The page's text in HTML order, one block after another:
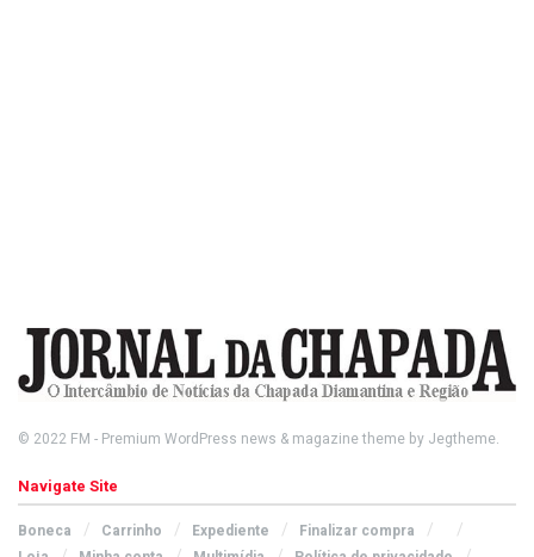
© 2022 FM - Premium WordPress news & magazine theme by Jegtheme.
Navigate Site
Boneca Carrinho Expediente
Finalizar compra